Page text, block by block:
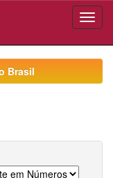
Brasil